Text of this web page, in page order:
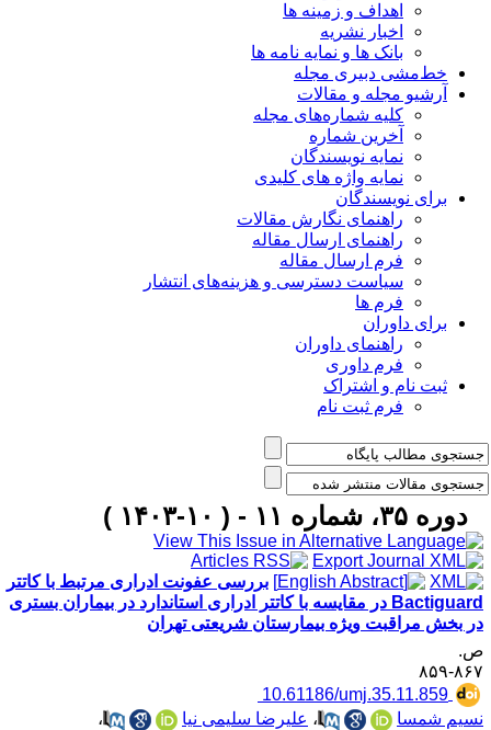
اهداف و زمینه ها
اخبار نشریه
بانک ها و نمایه نامه ها
خط‌مشی دبیری مجله
آرشیو مجله و مقالات
کلیه شماره‌های مجله
آخرین شماره
نمایه نویسندگان
نمایه واژه های کلیدی
برای نویسندگان
راهنمای نگارش مقالات
راهنمای ارسال مقاله
فرم ارسال مقاله
سیاست دسترسی و هزینه‌های انتشار
فرم ها
برای داوران
راهنمای داوران
فرم داوری
ثبت نام و اشتراک
فرم ثبت نام
دوره ۳۵، شماره ۱۱ - ( ۱۰-۱۴۰۳ )
بررسی عفونت ادراری مرتبط با کاتتر
Bactiguard در مقایسه با کاتتر ادراری استاندارد در بیماران بستری
بخش مراقبت ویژه بیمارستان شریعتی تهران
۸۵۹
‎ 10.61186/umj.35.11.859
شمسا
،علیرضا سلیمی نیا
،